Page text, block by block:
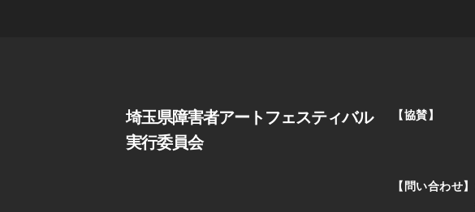
埼玉県障害者アートフェスティバル
実行委員会
【協賛】
【問い合わせ】